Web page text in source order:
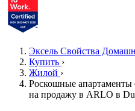
Эксель Свойства
Купить ›
Жилой ›
Роскошные апартаменты
на продажу в ARLO в